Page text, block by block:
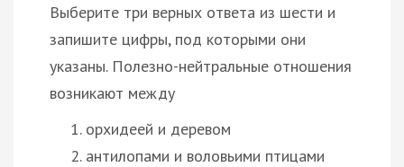
Выберите три верных ответа из шести и
запишите цифры, под которыми они
указаны. Полезно-нейтральные отношения
возникают между
орхидеей и деревом
антилопами и воловьими птицами